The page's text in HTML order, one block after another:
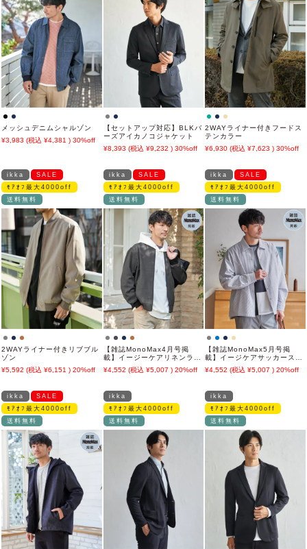
メッシュデニムシャルゾン
3,983
4,381 30%off
【セットアップ対応】BLKバ
ーズアイカノコジャケット
8,393
9,232 30%off
2WAYライナー付きフードス
テンカラー
6,930
7,623 30%off
ikka
SALE
ﾓｱｵﾌ最大4000off
送料無料
2WAYライナー付きリブブル
ゾン
5,592
6,151 20%off
ikka
SALE
ﾓｱｵﾌ最大4000off
送料無料
【雑誌MonoMax4月号掲
載】イージーケアリネンライ
クブルゾン「小泉孝太郎さん
着用モデル」
4,552 5,007 20%off
ikka
SALE
ﾓｱｵﾌ最大4000off
送料無料
【雑誌MonoMax5月号掲
載】イージケアサッカースナ
ップシャウター「小泉孝太郎
さん着用モデル」
4,552 5,007 20%off
ikka
SALE
ﾓｱｵﾌ最大4000off
送料無料
ikka
ﾓｱｵﾌ最大4000off
送料無料
ikka
ﾓｱｵﾌ最大4000off
送料無料